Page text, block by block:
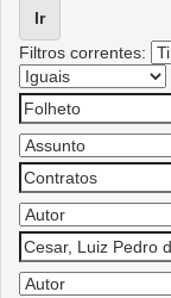
Filtros correntes: